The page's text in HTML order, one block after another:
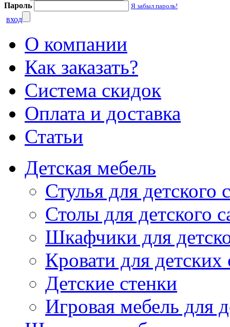
Пароль Я забыл пароль!
вход
О компании
Как заказать?
Система скидок
Оплата и доставка
Статьи
Детская мебель
Стулья для детского
Столы для детского
Шкафчики для
Кровати для детских
Детские стенки
Игровая мебель для